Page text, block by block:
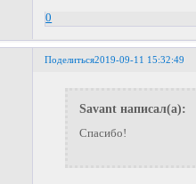
0
Поделиться2019-09-11 15:32:49
Savant написал(а):
Спасибо!